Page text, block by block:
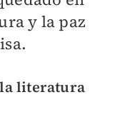
y la paz
literatura